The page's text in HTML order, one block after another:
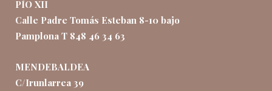
PÍO XII
Calle Padre Tomás Esteban 8-10 bajo
Pamplona T 848 46 34 63
MENDEBALDEA
C/Irunlarrea 39